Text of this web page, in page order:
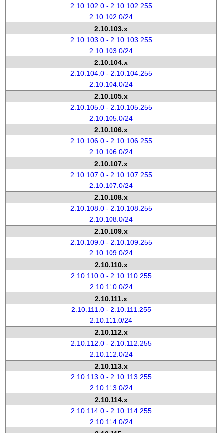
2.10.102.0 - 2.10.102.255
2.10.102.0/24
2.10.103.x
2.10.103.0 - 2.10.103.255
2.10.103.0/24
2.10.104.x
2.10.104.0 - 2.10.104.255
2.10.104.0/24
2.10.105.x
2.10.105.0 - 2.10.105.255
2.10.105.0/24
2.10.106.x
2.10.106.0 - 2.10.106.255
2.10.106.0/24
2.10.107.x
2.10.107.0 - 2.10.107.255
2.10.107.0/24
2.10.108.x
2.10.108.0 - 2.10.108.255
2.10.108.0/24
2.10.109.x
2.10.109.0 - 2.10.109.255
2.10.109.0/24
2.10.110.x
2.10.110.0 - 2.10.110.255
2.10.110.0/24
2.10.111.x
2.10.111.0 - 2.10.111.255
2.10.111.0/24
2.10.112.x
2.10.112.0 - 2.10.112.255
2.10.112.0/24
2.10.113.x
2.10.113.0 - 2.10.113.255
2.10.113.0/24
2.10.114.x
2.10.114.0 - 2.10.114.255
2.10.114.0/24